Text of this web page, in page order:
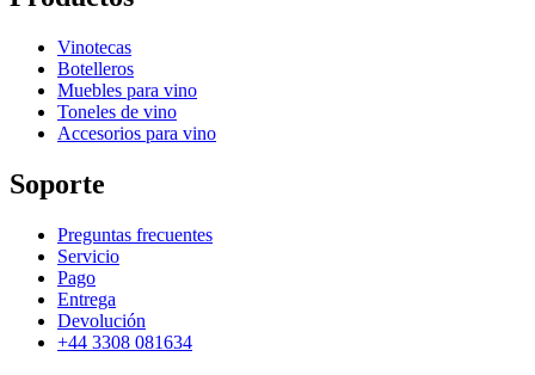
Vinotecas
Botelleros
Muebles para vino
Toneles de vino
Accesorios para vino
Soporte
Preguntas frecuentes
Servicio
Pago
Entrega
Devolución
+44 3308 081634